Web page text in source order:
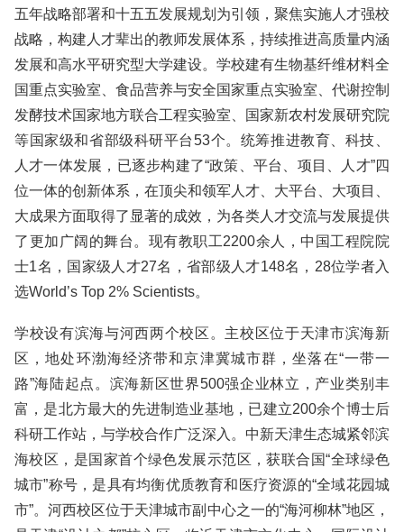
五年战略部署和十五五发展规划为引领，聚焦实施人才强校
战略，构建人才辈出的教师发展体系，持续推进高质量内涵
发展和高水平研究型大学建设。学校建有生物基纤维材料全
国重点实验室、食品营养与安全国家重点实验室、代谢控制
发酵技术国家地方联合工程实验室、国家新农村发展研究院
等国家级和省部级科研平台53个。统筹推进教育、科技、
人才一体发展，已逐步构建了“政策、平台、项目、人才”四
位一体的创新体系，在顶尖和领军人才、大平台、大项目、
大成果方面取得了显著的成效，为各类人才交流与发展提供
了更加广阔的舞台。现有教职工2200余人，中国工程院院
士1名，国家级人才27名，省部级人才148名，28位学者入
选World’s Top 2% Scientists。
学校设有滨海与河西两个校区。主校区位于天津市滨海新
区，地处环渤海经济带和京津冀城市群，坐落在“一带一
路”海陆起点。滨海新区世界500强企业林立，产业类别丰
富，是北方最大的先进制造业基地，已建立200余个博士后
科研工作站，与学校合作广泛深入。中新天津生态城紧邻滨
海校区，是国家首个绿色发展示范区，获联合国“全球绿色
城市”称号，是具有均衡优质教育和医疗资源的“全域花园城
市”。河西校区位于天津城市副中心之一的“海河柳林”地区，